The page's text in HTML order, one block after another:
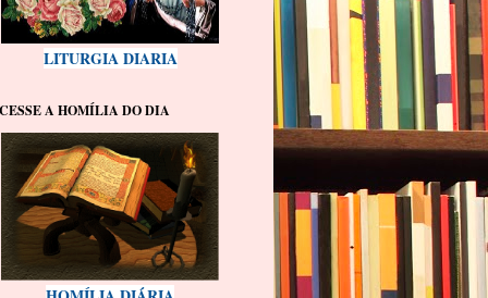
LITURGIA DIARIA
A HOMÍLIA DO DIA